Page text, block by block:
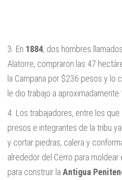
3. En 1884, dos hombres llamados
Alatorre, compraron las 47
la Campana por $236 pesos y lo
le dio trabajo a aproximadamente
4. Los trabajadores, entre los
presos e integrantes de la tribu
y cortar piedras, calera y
alrededor del Cerro para moldear
para construir la Antigua